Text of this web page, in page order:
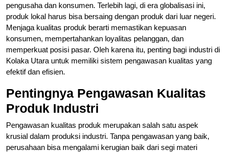
pengusaha dan konsumen. Terlebih lagi, di era globalisasi ini,
produk lokal harus bisa bersaing dengan produk dari luar negeri.
Menjaga kualitas produk berarti memastikan kepuasan
konsumen, mempertahankan loyalitas pelanggan, dan
memperkuat posisi pasar. Oleh karena itu, penting bagi industri di
Kolaka Utara untuk memiliki sistem pengawasan kualitas yang
efektif dan efisien.
Pentingnya Pengawasan Kualitas
Produk Industri
Pengawasan kualitas produk merupakan salah satu aspek
krusial dalam produksi industri. Tanpa pengawasan yang baik,
perusahaan bisa mengalami kerugian baik dari segi materi